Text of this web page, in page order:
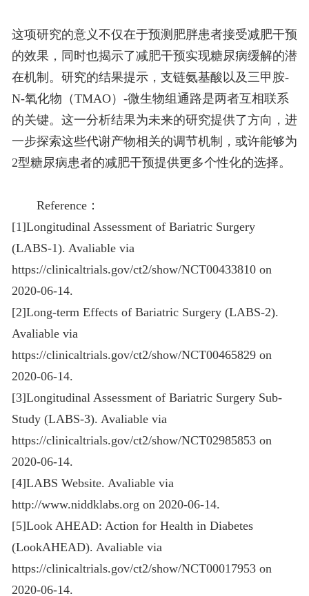
这项研究的意义不仅在于预测肥胖患者接受减肥干预
的效果，同时也揭示了减肥干预实现糖尿病缓解的潜
在机制。研究的结果提示，支链氨基酸以及三甲胺-
N-氧化物（TMAO）-微生物组通路是两者互相联系
的关键。这一分析结果为未来的研究提供了方向，进
一步探索这些代谢产物相关的调节机制，或许能够为
2型糖尿病患者的减肥干预提供更多个性化的选择。
Reference：
[1]Longitudinal Assessment of Bariatric Surgery
(LABS-1). Avaliable via
https://clinicaltrials.gov/ct2/show/NCT00433810 on
2020-06-14.
[2]Long-term Effects of Bariatric Surgery (LABS-2).
Avaliable via
https://clinicaltrials.gov/ct2/show/NCT00465829 on
2020-06-14.
[3]Longitudinal Assessment of Bariatric Surgery Sub-
Study (LABS-3). Avaliable via
https://clinicaltrials.gov/ct2/show/NCT02985853 on
2020-06-14.
[4]LABS Website. Avaliable via
http://www.niddklabs.org on 2020-06-14.
[5]Look AHEAD: Action for Health in Diabetes
(LookAHEAD). Avaliable via
https://clinicaltrials.gov/ct2/show/NCT00017953 on
2020-06-14.